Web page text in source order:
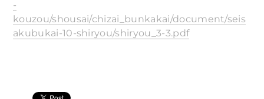
-
kouzou/shousai/chizai_bunkakai/document/seis
akubukai-10-shiryou/shiryou_3-3.pdf